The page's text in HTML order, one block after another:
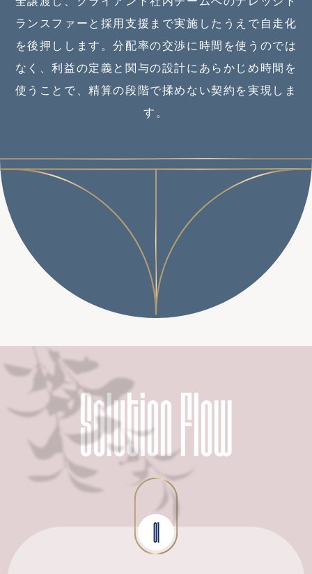
ランスファーと採用支援まで実施したうえで自走化
を後押しします。分配率の交渉に時間を使うのでは
なく、利益の定義と関与の設計にあらかじめ時間を
使うことで、精算の段階で揉めない契約を実現しま
す。
Solution Flow
01